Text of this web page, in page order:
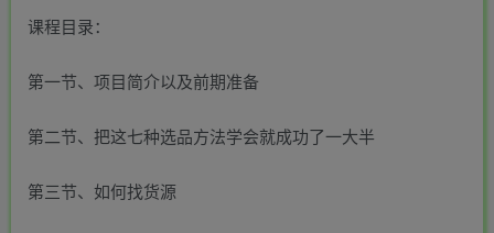
课程目录：
第一节、项目简介以及前期准备
第二节、把这七种选品方法学会就成功了一大半
第三节、如何找货源